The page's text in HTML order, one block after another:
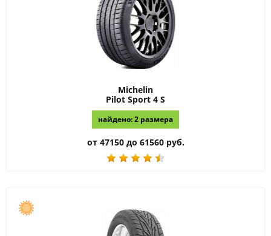
Michelin
Pilot Sport 4 S
найдено: 2 размера
от 47150 до 61560 руб.